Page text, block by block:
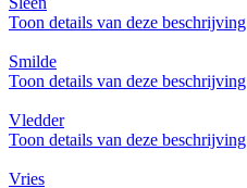
Toon details van deze beschrijving
Smilde
Toon details van deze beschrijving
Vledder
Toon details van deze beschrijving
Vries